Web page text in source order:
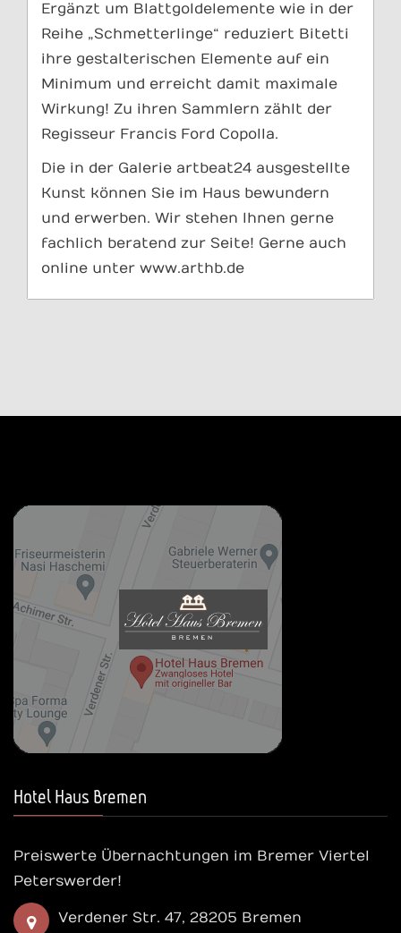
Ergänzt um Blattgoldelemente wie in der
Reihe „Schmetterlinge“ reduziert Bitetti
ihre gestalterischen Elemente auf ein
Minimum und erreicht damit maximale
Wirkung! Zu ihren Sammlern zählt der
Regisseur Francis Ford Copolla.
Die in der Galerie artbeat24 ausgestellte
Kunst können Sie im Haus bewundern
und erwerben. Wir stehen Ihnen gerne
fachlich beratend zur Seite! Gerne auch
online unter www.arthb.de
Hotel Haus Bremen
Preiswerte Übernachtungen im Bremer Viertel
Peterswerder!
Verdener Str. 47, 28205 Bremen